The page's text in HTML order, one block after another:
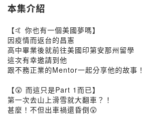
本集介紹
【🤙 你也有一個美國夢嗎】
因疫情而返台的昌憲
高中畢業後就前往美國印第安那州留學
這次有幸邀請到他
跟不務正業的Mentor一起分享他的故事！
【😲 而這只是Part 1而已】
第一次去山上滑雪就大翻車？！
甚麼！不但出車禍還昏倒😲